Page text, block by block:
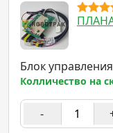
Блок
Колличество на
-